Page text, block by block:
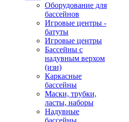
Оборудование для
бассейнов
Игровые центры -
батуты
Игровые центры
Бассейны с
надувным верхом
(изи)
Каркасные
бассейны
Маски, трубки,
ласты, наборы
Надувные
бассейны